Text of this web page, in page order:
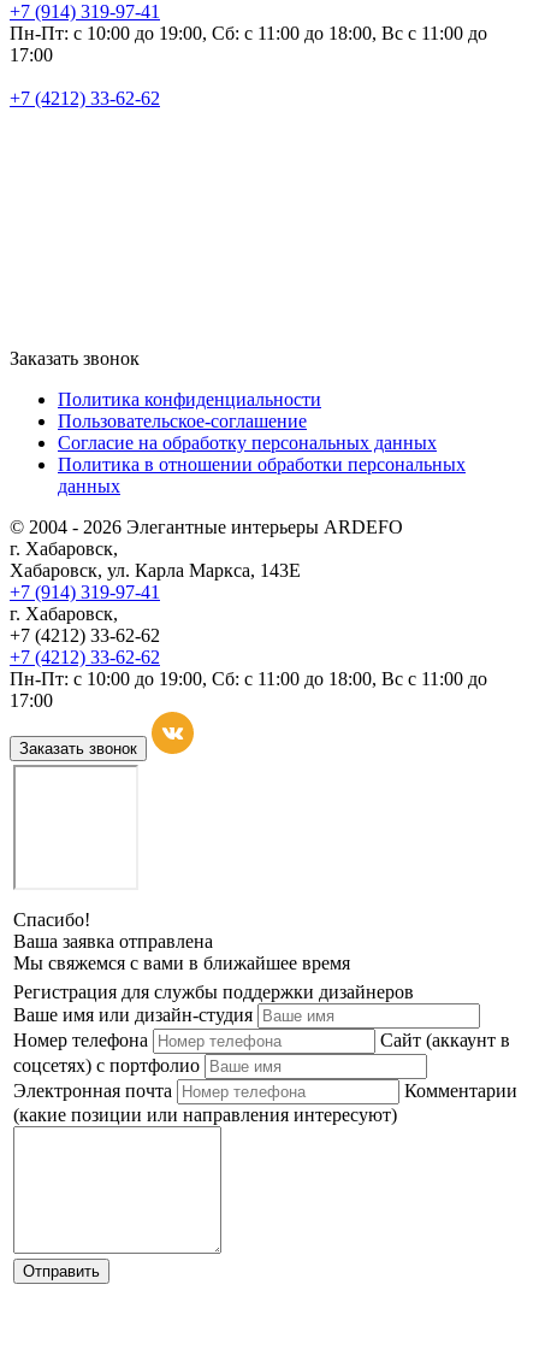
+7 (914) 319-97-41
Пн-Пт: с 10:00 до 19:00, Сб: с 11:00 до 18:00, Вс с 11:00 до
17:00
+7 (4212) 33-62-62
Заказать звонок
Политика конфиденциальности
Пользовательское-соглашение
Согласие на обработку персональных данных
Политика в отношении обработки персональных
данных
© 2004 - 2026 Элегантные интерьеры ARDEFO
г. Хабаровск,
Хабаровск, ул. Карла Маркса, 143Е
+7 (914) 319-97-41
г. Хабаровск,
+7 (4212) 33-62-62
+7 (4212) 33-62-62
Пн-Пт: с 10:00 до 19:00, Сб: с 11:00 до 18:00, Вс с 11:00 до
17:00
Заказать звонок
Спасибо!
Ваша заявка отправлена
Мы свяжемся с вами в ближайшее время
Регистрация для службы поддержки дизайнеров
Ваше имя или дизайн-студия
Номер телефона
Сайт (аккаунт в
соцсетях) с портфолио
Электронная почта
Комментарии
(какие позиции или направления интересуют)
Отправить